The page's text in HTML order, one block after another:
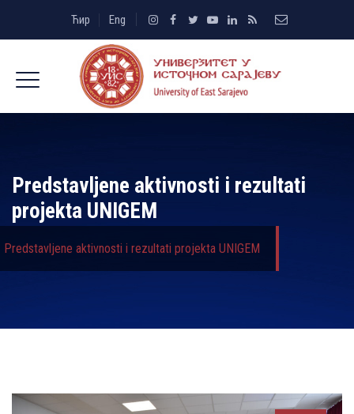
Ћир Eng
Predstavljene aktivnosti i rezultati
projekta UNIGEM
Predstavljene aktivnosti i rezultati projekta UNIGEM